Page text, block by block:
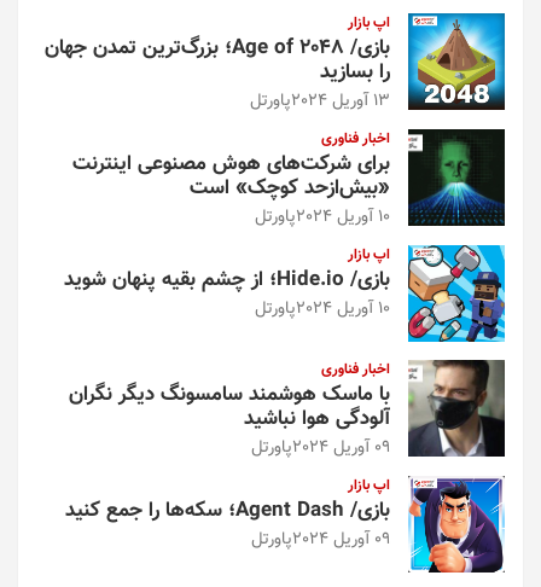
اپ بازار
بازی/ Age of 2048؛ بزرگ‌ترین تمدن جهان
را بسازید
13 آوریل 2024 پاورتل
اخبار فناوری
برای شرکت‌های هوش مصنوعی اینترنت
«بیش‌از‌حد کوچک» است
10 آوریل 2024 پاورتل
اپ بازار
بازی/ Hide.io؛ از چشم بقیه پنهان شوید
10 آوریل 2024 پاورتل
اخبار فناوری
با ماسک هوشمند سامسونگ دیگر نگران
آلودگی هوا نباشید
09 آوریل 2024 پاورتل
اپ بازار
بازی/ Agent Dash؛ سکه‌ها را جمع کنید
09 آوریل 2024 پاورتل